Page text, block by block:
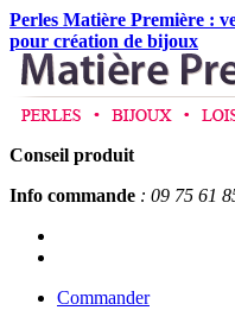
Perles Matière Première :
pour création de bijoux
Conseil produit
Info commande : 09 75 61
Commander